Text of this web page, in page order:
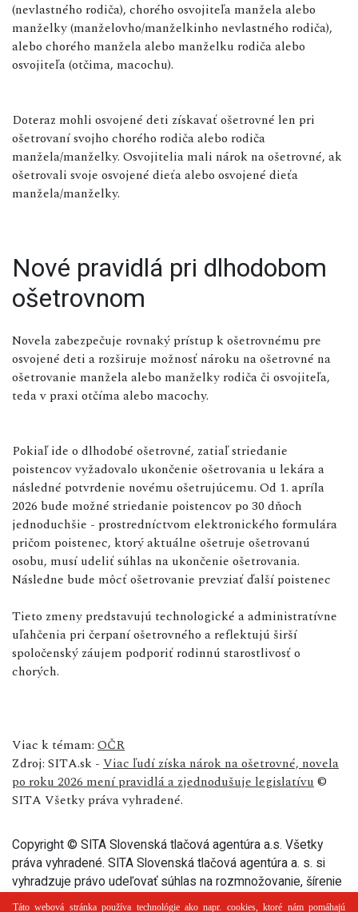
(nevlastného rodiča), chorého osvojiteľa manžela alebo
manželky (manželovho/manželkinho nevlastného rodiča),
alebo chorého manžela alebo manželku rodiča alebo
osvojiteľa (otčima, macochu).
Doteraz mohli osvojené deti získavať ošetrovné len pri
ošetrovaní svojho chorého rodiča alebo rodiča
manžela/manželky. Osvojitelia mali nárok na ošetrovné, ak
ošetrovali svoje osvojené dieťa alebo osvojené dieťa
manžela/manželky.
Nové pravidlá pri dlhodobom
ošetrovnom
Novela zabezpečuje rovnaký prístup k ošetrovnému pre
osvojené deti a rozširuje možnosť nároku na ošetrovné na
ošetrovanie manžela alebo manželky rodiča či osvojiteľa,
teda v praxi otčíma alebo macochy.
Pokiaľ ide o dlhodobé ošetrovné, zatiaľ striedanie
poistencov vyžadovalo ukončenie ošetrovania u lekára a
následné potvrdenie novému ošetrujúcemu. Od 1. apríla
2026 bude možné striedanie poistencov po 30 dňoch
jednoduchšie - prostredníctvom elektronického formulára
pričom poistenec, ktorý aktuálne ošetruje ošetrovanú
osobu, musí udeliť súhlas na ukončenie ošetrovania.
Následne bude môcť ošetrovanie prevziať ďalší poistenec
Tieto zmeny predstavujú technologické a administratívne
uľahčenia pri čerpaní ošetrovného a reflektujú širší
spoločenský záujem podporiť rodinnú starostlivosť o
chorých.
Viac k témam: OČR
Zdroj: SITA.sk - Viac ľudí získa nárok na ošetrovné, novela
po roku 2026 mení pravidlá a zjednodušuje legislatívu ©
SITA Všetky práva vyhradené.
Copyright © SITA Slovenská tlačová agentúra a.s. Všetky
práva vyhradené. SITA Slovenská tlačová agentúra a. s. si
vyhradzuje právo udeľovať súhlas na rozmnožovanie, šírenie